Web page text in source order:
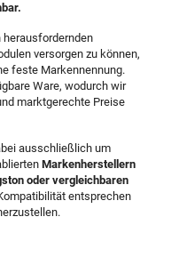
herausfordernden
versorgen zu können,
feste Markennennung.
Ware, wodurch wir
marktgerechte Preise
ausschließlich um
Markenherstellern
oder vergleichbaren
entsprechen